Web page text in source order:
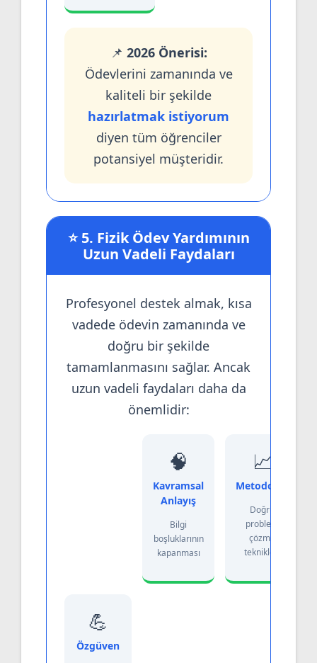
📌 2026 Önerisi:
Ödevlerini zamanında ve
kaliteli bir şekilde
hazırlatmak istiyorum
diyen tüm öğrenciler
potansiyel müşteridir.
⭐ 5. Fizik Ödev Yardımının
Uzun Vadeli Faydaları
Profesyonel destek almak, kısa
vadede ödevin zamanında ve
doğru bir şekilde
tamamlanmasını sağlar. Ancak
uzun vadeli faydaları daha da
önemlidir:
🧠
Kavramsal
Anlayış
Bilgi
boşluklarının
kapanması
📈
Metodoloji
Doğru
problem
çözme
teknikleri
💪
Özgüven